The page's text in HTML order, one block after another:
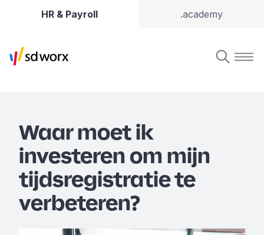
HR & Payroll .academy
Waar moet ik
investeren om mijn
tijdsregistratie te
verbeteren?